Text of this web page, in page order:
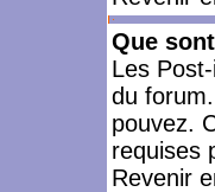
Que
Les
du
pouvez.
requises
Revenir